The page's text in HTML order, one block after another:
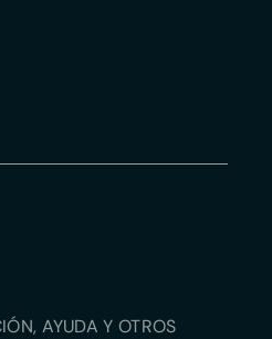
AYUDA Y OTROS